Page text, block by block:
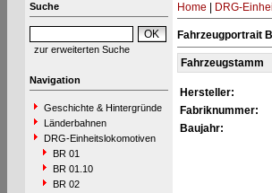
Suche
zur erweiterten Suche
Navigation
Geschichte & Hintergründe
Länderbahnen
DRG-Einheitslokomotiven
BR 01
BR 01.10
BR 02
Home DRG-
Fahrzeugportrait
Fahrzeugstamm
Hersteller:
Fabriknummer:
Baujahr: